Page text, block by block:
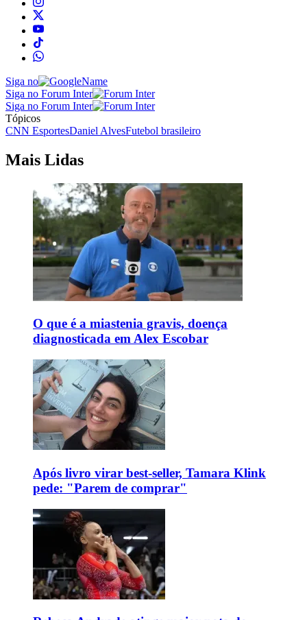
Siga no
Siga no Forum Inter
Siga no Forum Inter
Tópicos
CNN EsportesDaniel AlvesFutebol brasileiro
Mais Lidas
O que é a miastenia gravis, doença
diagnosticada em Alex Escobar
Após livro virar best-seller, Tamara Klink
pede: "Parem de comprar"